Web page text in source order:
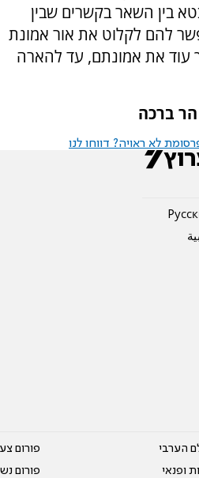
בין השאר בקשרים שבין
להם לקלוט את אור אמונת
עוד את אמונתם, עד להארה
הר ברכה
לא ראויה? דווחו לנו
הערבי
ופנאי
פורום
פורום